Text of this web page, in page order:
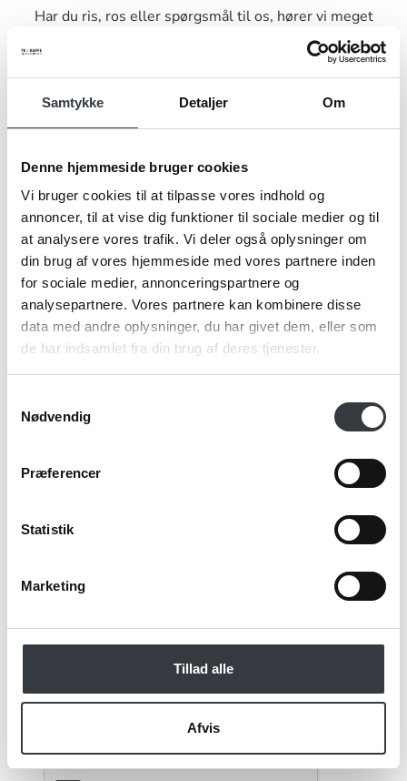
Samtykke Detaljer Om
Denne hjemmeside bruger cookies
Vi bruger cookies til at tilpasse vores indhold og
annoncer, til at vise dig funktioner til sociale medier og til
at analysere vores trafik. Vi deler også oplysninger om
din brug af vores hjemmeside med vores partnere inden
for sociale medier, annonceringspartnere og
analysepartnere. Vores partnere kan kombinere disse
data med andre oplysninger, du har givet dem, eller som
de har indsamlet fra din brug af deres tjenester.
Nødvendig
Præferencer
Statistik
Marketing
Tillad alle
Afvis
Har du ris, ros eller spørgsmål til os, hører vi meget
gerne fra dig. Udfyld nedenstående kontaktformular og
send den til os, så vender vi tilbage til dig hurtigst muligt.
Navn*
Firma*
Telefonnr.*
Jeg bekræfter at have læst TE & KAFFE
specialistenspersondatapolitik. *
*Obligatorisk